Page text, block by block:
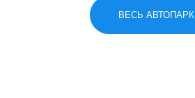
ВЕСЬ АВТОПАРК